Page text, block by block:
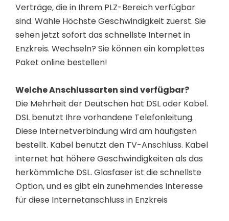
Verträge, die in Ihrem PLZ-Bereich verfügbar
sind. Wähle Höchste Geschwindigkeit zuerst. Sie
sehen jetzt sofort das schnellste Internet in
Enzkreis. Wechseln? Sie können ein komplettes
Paket online bestellen!
Welche Anschlussarten sind verfügbar?
Die Mehrheit der Deutschen hat DSL oder Kabel.
DSL benutzt Ihre vorhandene Telefonleitung.
Diese Internetverbindung wird am häufigsten
bestellt. Kabel benutzt den TV-Anschluss. Kabel
internet hat höhere Geschwindigkeiten als das
herkömmliche DSL. Glasfaser ist die schnellste
Option, und es gibt ein zunehmendes Interesse
für diese Internetanschluss in Enzkreis